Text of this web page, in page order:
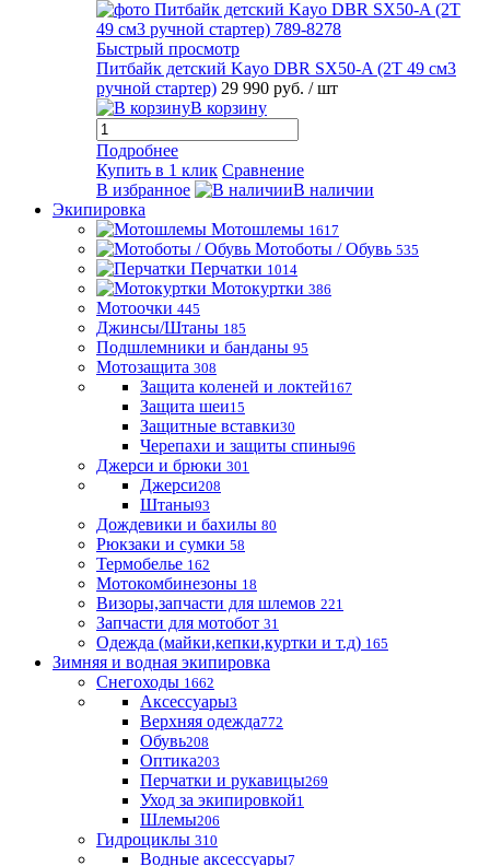
Быстрый просмотр
Питбайк детский Kayo DBR SX50-A (2T 49 см3
ручной стартер) 29 990 руб. / шт
В корзину
Подробнее
Купить в 1 клик Сравнение
В избранное
В наличии
Экипировка
Мотошлемы 1617
Мотоботы / Обувь 535
Перчатки 1014
Мотокуртки 386
Мотоочки 445
Джинсы/Штаны 185
Подшлемники и банданы 95
Мотозащита 308
Защита коленей и локтей167
Защита шеи15
Защитные вставки30
Черепахи и защиты спины96
Джерси и брюки 301
Джерси208
Штаны93
Дождевики и бахилы 80
Рюкзаки и сумки 58
Термобелье 162
Мотокомбинезоны 18
Визоры,запчасти для шлемов 221
Запчасти для мотобот 31
Одежда (майки,кепки,куртки и т.д) 165
Зимняя и водная экипировка
Снегоходы 1662
Аксессуары3
Верхняя одежда772
Обувь208
Оптика203
Перчатки и рукавицы269
Уход за экипировкой1
Шлемы206
Гидроциклы 310
Водные аксессуары7